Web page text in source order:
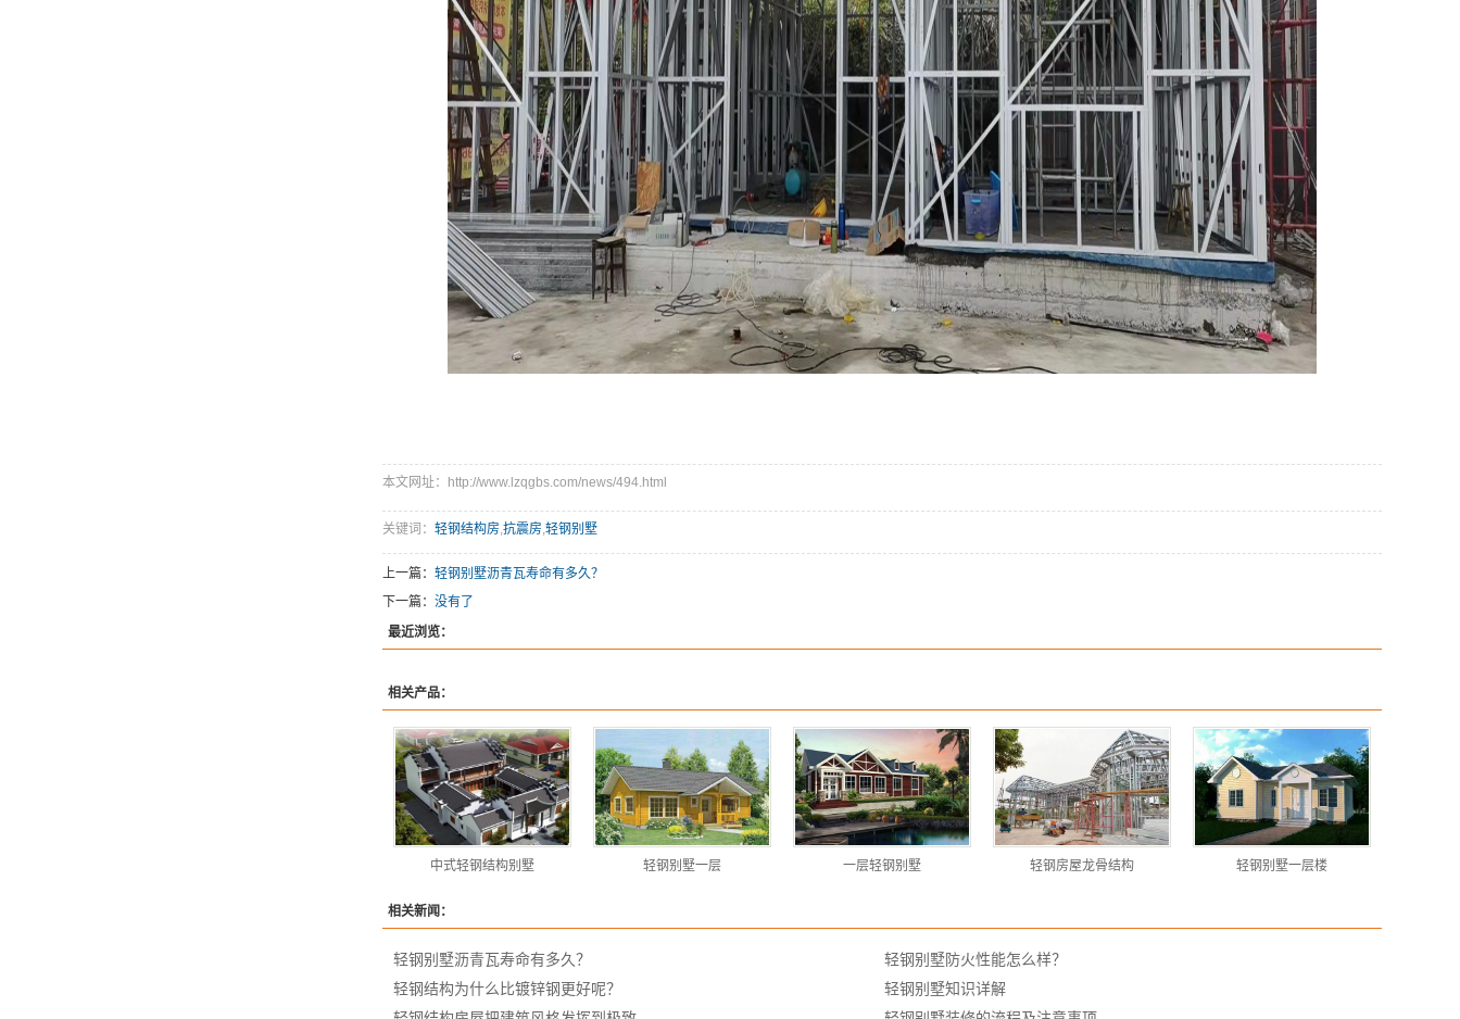
本文网址：http://www.lzqgbs.com/news/494.html
关键词： 轻钢结构房,抗震房,轻钢别墅
上一篇： 轻钢别墅沥青瓦寿命有多久？
下一篇： 没有了
最近浏览：
相关产品：
中式轻钢结构别墅 轻钢别墅一层 一层轻钢别墅 轻钢房屋龙骨结构 轻钢别墅一层楼
相关新闻：
轻钢别墅沥青瓦寿命有多久？
轻钢别墅防火性能怎么样？
轻钢结构为什么比镀锌钢更好呢？​
轻钢别墅知识详解